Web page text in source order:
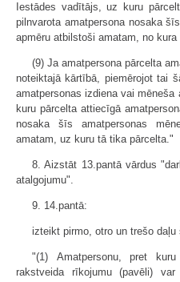
Iestādes vadītājs, uz kuru
pilnvarota amatpersona nosaka
apmēru atbilstoši amatam, no
(9) Ja amatpersona pārcelta
noteiktajā kārtībā, piemērojot tai
amatpersonas izdiena vai
kuru pārcelta attiecīgā
nosaka šīs amatpersonas
amatam, uz kuru tā tika pārcelta."
8. Aizstāt 13.pantā vārdus
atalgojumu".
9. 14.pantā:
izteikt pirmo, otro un trešo daļu
"(1) Amatpersonu, pret
rakstveida rīkojumu (pavēli)